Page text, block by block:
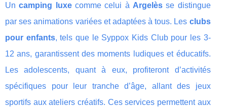
Uncamping luxecomme celui à Argelèsse distingue
par ses animations variées et adaptées à tous. Les clubs
pour enfants, tels que le Syppox Kids Club pour les 3-
12 ans, garantissent des moments ludiques et éducatifs.
Les adolescents, quant à eux, profiteront d’activités
spécifiques pour leur tranche d’âge, allant des jeux
sportifs aux ateliers créatifs. Ces services permettent aux